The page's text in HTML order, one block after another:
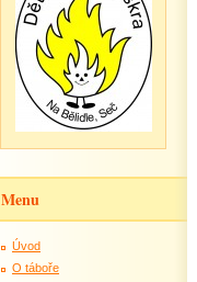
Menu
Úvod
O táboře